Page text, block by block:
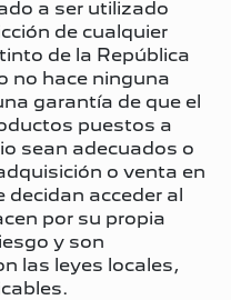
a ser utilizado
de cualquier
de la República
no hace ninguna
garantía de que el
puestos a
sean adecuados o
o venta en
decidan acceder al
por su propia
y son
las leyes locales,